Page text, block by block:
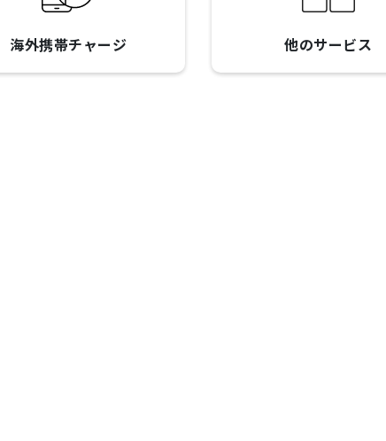
海外携帯チャージ 他のサービス